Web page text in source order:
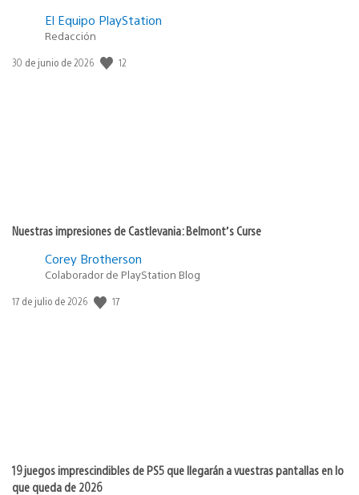
El Equipo PlayStation
Redacción
Fecha
30 de junio de 2026 12
Nuestras impresiones de Castlevania: Belmont’s Curse
Corey Brotherson
Colaborador de PlayStation Blog
Fecha
17 de julio de 2026 17
19 juegos imprescindibles de PS5 que llegarán a vuestras pantallas en lo
que queda de 2026